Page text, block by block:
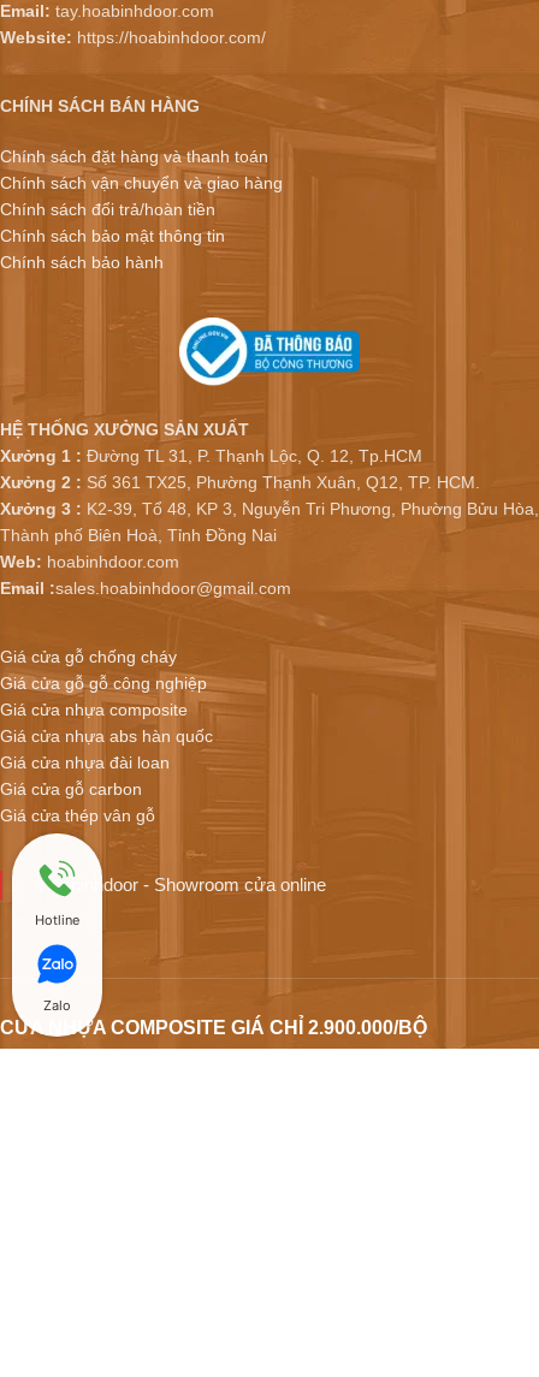
Email: tay.hoabinhdoor.com
Website: https://hoabinhdoor.com/
CHÍNH SÁCH BÁN HÀNG
Chính sách đặt hàng và thanh toán
Chính sách vận chuyển và giao hàng
Chính sách đổi trả/hoàn tiền
Chính sách bảo mật thông tin
Chính sách bảo hành
HỆ THỐNG XƯỞNG SẢN XUẤT
Xưởng 1 : Đường TL 31, P. Thạnh Lộc, Q. 12, Tp.HCM
Xưởng 2 : Số 361 TX25, Phường Thạnh Xuân, Q12, TP. HCM.
Xưởng 3 : K2-39, Tổ 48, KP 3, Nguyễn Tri Phương, Phường Bửu Hòa,
Thành phố Biên Hoà, Tỉnh Đồng Nai
Web: hoabinhdoor.com
Email :sales.hoabinhdoor@gmail.com
Giá cửa gỗ chống cháy
Giá cửa gỗ gỗ công nghiệp
Giá cửa nhựa composite
Giá cửa nhựa abs hàn quốc
Giá cửa nhựa đài loan
Giá cửa gỗ carbon
Giá cửa thép vân gỗ
Hoabinhdoor - Showroom cửa online
CỬA NHỰA COMPOSITE GIÁ CHỈ 2.900.000/BỘ
Hotline
Zalo